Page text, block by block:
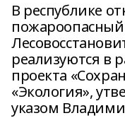
В республике
реализуются в
проекта
«Экология»,
указом